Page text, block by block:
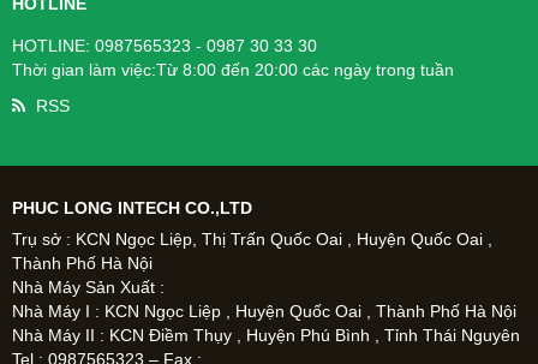
HOTLINE
HOTLINE: 0987565323 - 0987 30 33 30
Thời gian làm việc:Từ 8:00 đến 20:00 các ngày trong tuần
RSS
PHUC LONG INTECH CO.,LTD
Trụ sở : KCN Ngọc Liệp, Thị Trấn Quốc Oai , Huyện Quốc Oai ,
Thành Phố Hà Nội
Nhà Máy Sản Xuất :
Nhà Máy I : KCN Ngọc Liệp , Huyện Quốc Oai , Thành Phố Hà Nội
Nhà Máy II : KCN Điềm Thụy , Huyện Phú Bình , Tỉnh Thái Nguyên
Tel : 0987565323 – Fax :